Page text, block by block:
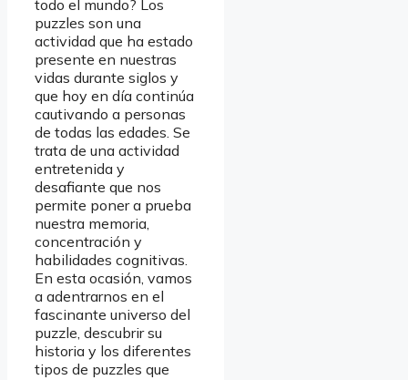
todo el mundo? Los
puzzles son una
actividad que ha estado
presente en nuestras
vidas durante siglos y
que hoy en día continúa
cautivando a personas
de todas las edades. Se
trata de una actividad
entretenida y
desafiante que nos
permite poner a prueba
nuestra memoria,
concentración y
habilidades cognitivas.
En esta ocasión, vamos
a adentrarnos en el
fascinante universo del
puzzle, descubrir su
historia y los diferentes
tipos de puzzles que